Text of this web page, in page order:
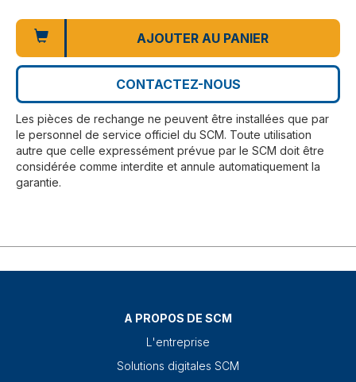
AJOUTER AU PANIER
CONTACTEZ-NOUS
Les pièces de rechange ne peuvent être installées que par
le personnel de service officiel du SCM. Toute utilisation
autre que celle expressément prévue par le SCM doit être
considérée comme interdite et annule automatiquement la
garantie.
A PROPOS DE SCM
L'entreprise
Solutions digitales SCM